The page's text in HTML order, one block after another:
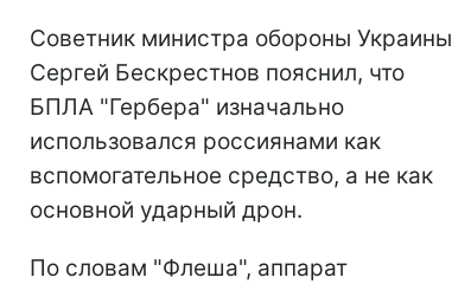
Советник министра обороны Украины
Сергей Бескрестнов пояснил, что
БПЛА "Гербера" изначально
использовался россиянами как
вспомогательное средство, а не как
основной ударный дрон.
По словам "Флеша", аппарат